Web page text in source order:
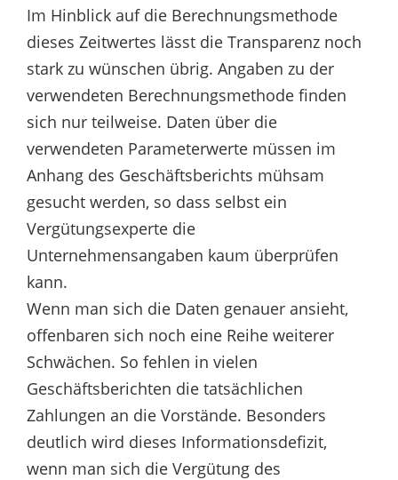
Im Hinblick auf die Berechnungsmethode
dieses Zeitwertes lässt die Transparenz noch
stark zu wünschen übrig. Angaben zu der
verwendeten Berechnungsmethode finden
sich nur teilweise. Daten über die
verwendeten Parameterwerte müssen im
Anhang des Geschäftsberichts mühsam
gesucht werden, so dass selbst ein
Vergütungsexperte die
Unternehmensangaben kaum überprüfen
kann.
Wenn man sich die Daten genauer ansieht,
offenbaren sich noch eine Reihe weiterer
Schwächen. So fehlen in vielen
Geschäftsberichten die tatsächlichen
Zahlungen an die Vorstände. Besonders
deutlich wird dieses Informationsdefizit,
wenn man sich die Vergütung des